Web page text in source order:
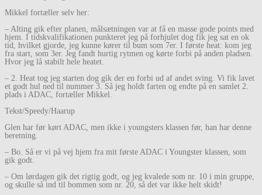
Mikkel fortæller selv her:
– Alting gik efter planen, målsætningen var at få en masse gode points med
hjem. I tidskvalifikationen punkteret jeg på forhjulet dog fik jeg sat en ok
tid, hvilket gjorde, jeg kunne kører til bum som 7er. I første heat: kom jeg
fra start, som 3er. Jeg fandt hurtig rytmen og kørte forbi på anden pladsen.
Hvor jeg lå stabilt hele heatet.
– 2. Heat tog jeg starten dog gik der en forbi ud af andet sving. Vi fik lavet
et godt hul ned til nummer 3. Så jeg holdt farten og endte på en samlet 2.
plads i ADAC, fortæller Mikkel.
Tekst/Speedy/Haarup
Glen har før kørt ADAC, men ikke i youngsters klassen før, han har denne
beretning.
– Bo. Så er vi på vej hjem fra mit første ADAC i Youngster klassen, som
gik godt.
– Om lørdagen gik det rigtig godt, og jeg kvalede som nr. 10 i min gruppe,
og skulle så ind til bommen som nr. 20, så det var ikke helt skidt!